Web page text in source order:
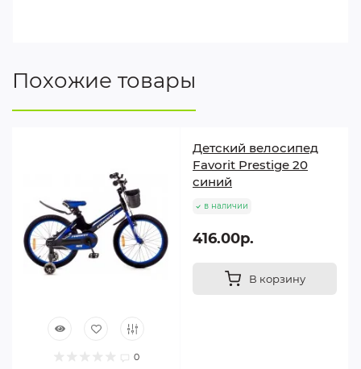
Похожие товары
0
Детский велосипед
Favorit Prestige 20
синий
в наличии
416.00р.
В корзину